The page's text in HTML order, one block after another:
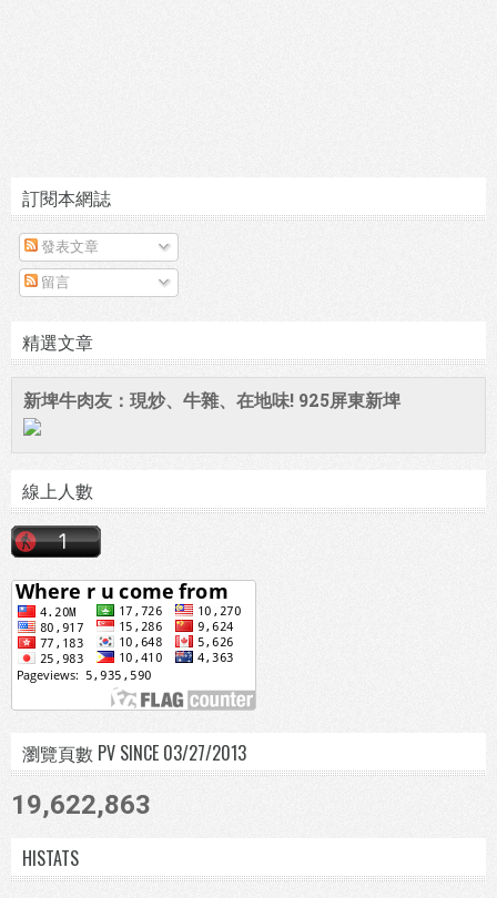
訂閱本網誌
發表文章
留言
精選文章
新埤牛肉友：現炒、牛雜、在地味! 925屏東新埤
線上人數
瀏覽頁數 PV SINCE 03/27/2013
19,622,863
HISTATS